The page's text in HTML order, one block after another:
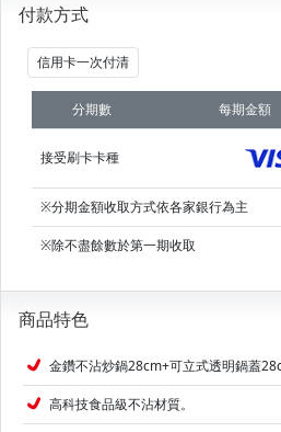
付款方式
信用卡一次付清
分期數 每期金額
接受刷卡卡種
※分期金額收取方式依各家銀行為主
※除不盡餘數於第一期收取
商品特色
金鑽不沾炒鍋28cm+可立式透明鍋蓋
高科技食品級不沾材質。